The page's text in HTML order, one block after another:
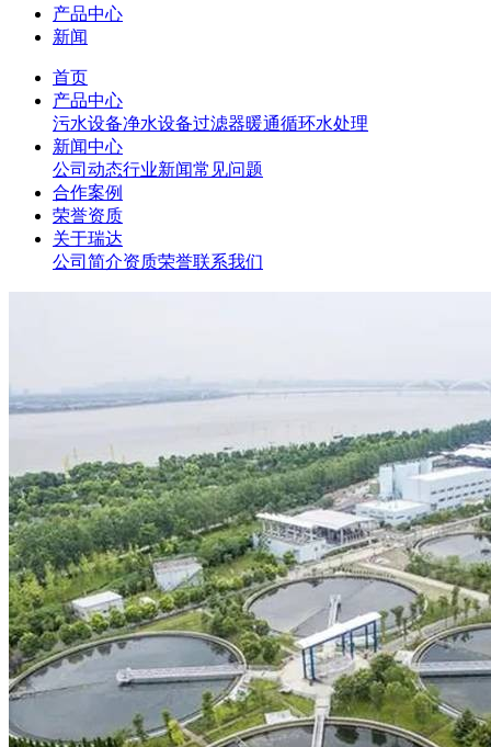
产品中心
新闻
首页
产品中心
污水设备净水设备过滤器暖通循环水处理
新闻中心
公司动态行业新闻常见问题
合作案例
荣誉资质
关于瑞达
公司简介资质荣誉联系我们